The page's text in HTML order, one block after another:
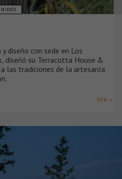
diseño con sede en Los
diseñó su Terracotta House &
las tradiciones de la artesanía
VER +